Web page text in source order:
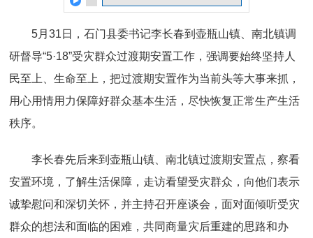
5月31日，石门县委书记李长春到壶瓶山镇、南北镇调
研督导“5·18”受灾群众过渡期安置工作，强调要始终坚持人
民至上、生命至上，把过渡期安置作为当前头等大事来抓，
用心用情用力保障好群众基本生活，尽快恢复正常生产生活
秩序。
李长春先后来到壶瓶山镇、南北镇过渡期安置点，察看
安置环境，了解生活保障，走访看望受灾群众，向他们表示
诚挚慰问和深切关怀，并主持召开座谈会，面对面倾听受灾
群众的想法和面临的困难，共同商量灾后重建的思路和办